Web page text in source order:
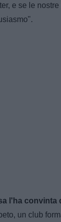
e se le
l'ha convinta
un club